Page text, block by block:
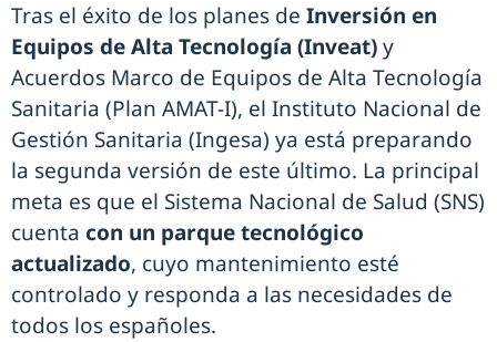
Tras el éxito de los planes de Inversión en
Equipos de Alta Tecnología (Inveat)y
Acuerdos Marco de Equipos de Alta Tecnología
Sanitaria (Plan AMAT-I), el Instituto Nacional de
Gestión Sanitaria (Ingesa) ya está preparando
la segunda versión de este último. La principal
meta es que el Sistema Nacional de Salud (SNS)
cuenta con un parque tecnológico
actualizado, cuyo mantenimiento esté
controlado y responda a las necesidades de
todos los españoles.